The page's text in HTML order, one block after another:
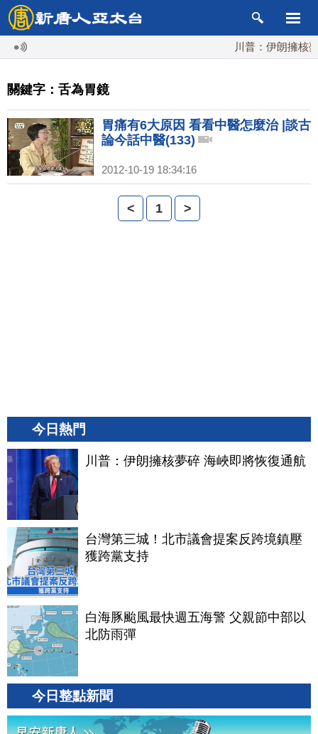
川普：伊朗擁核夢
關鍵字：舌為胃鏡
胃痛有6大原因 看看中醫怎麼治 |談古
論今話中醫(133)
2012-10-19 18:34:16
< 1 >
今日熱門
川普：伊朗擁核夢碎 海峽即將恢復通航
台灣第三城！北市議會提案反跨境鎮壓
獲跨黨支持
白海豚颱風最快週五海警 父親節中部以
北防雨彈
今日整點新聞